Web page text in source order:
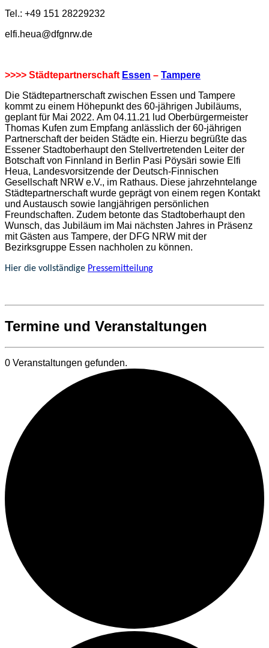
Tel.: +49 151 28229232
elfi.heua@dfgnrw.de
>>>> Städtepartnerschaft Essen – Tampere
Die Städtepartnerschaft zwischen Essen und Tampere
kommt zu einem Höhepunkt des 60-jährigen Jubiläums,
geplant für Mai 2022. Am 04.11.21 lud Oberbürgermeister
Thomas Kufen zum Empfang anlässlich der 60-jährigen
Partnerschaft der beiden Städte ein. Hierzu begrüßte das
Essener Stadtoberhaupt den Stellvertretenden Leiter der
Botschaft von Finnland in Berlin Pasi Pöysäri sowie Elfi
Heua, Landesvorsitzende der Deutsch-Finnischen
Gesellschaft NRW e.V., im Rathaus. Diese jahrzehntelange
Städtepartnerschaft wurde geprägt von einem regen Kontakt
und Austausch sowie langjährigen persönlichen
Freundschaften. Zudem betonte das Stadtoberhaupt den
Wunsch, das Jubiläum im Mai nächsten Jahres in Präsenz
mit Gästen aus Tampere, der DFG NRW mit der
Bezirksgruppe Essen nachholen zu können.
Hier die vollständige Pressemitteilung
Termine und Veranstaltungen
0 Veranstaltungen gefunden.